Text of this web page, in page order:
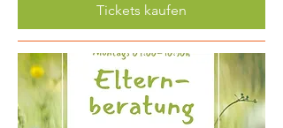
Tickets kaufen